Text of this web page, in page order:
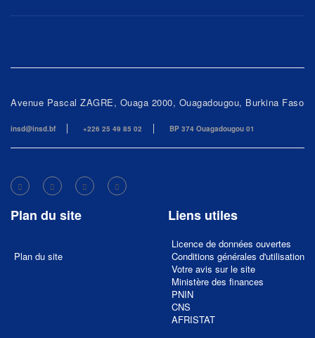
Avenue Pascal ZAGRE, Ouaga 2000, Ouagadougou, Burkina Faso
insd@insd.bf +226 25 49 85 02 BP 374 Ouagadougou 01
Plan du site
Plan du site
Liens utiles
Licence de données ouvertes
Conditions générales d'utilisation
Votre avis sur le site
Ministère des finances
PNIN
CNS
AFRISTAT